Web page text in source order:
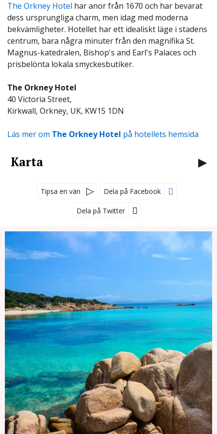
The Orkney Hotel har anor från 1670 och har bevarat
dess ursprungliga charm, men idag med moderna
bekvämligheter. Hotellet har ett idealiskt läge i stadens
centrum, bara några minuter från den magnifika St.
Magnus-katedralen, Bishop's and Earl's Palaces och
prisbelönta lokala smyckesbutiker.
The Orkney Hotel
40 Victoria Street,
Kirkwall, Orkney, UK, KW15 1DN
Läs mer om The Orkney Hotel på hotellets hemsida
Karta
Tipsa en vän Dela på Facebook
Dela på Twitter